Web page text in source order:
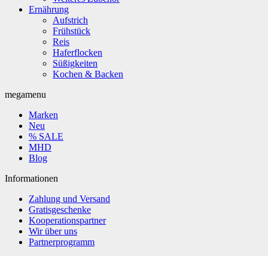
Ernährung
Aufstrich
Frühstück
Reis
Haferflocken
Süßigkeiten
Kochen & Backen
megamenu
Marken
Neu
% SALE
MHD
Blog
Informationen
Zahlung und Versand
Gratisgeschenke
Kooperationspartner
Wir über uns
Partnerprogramm